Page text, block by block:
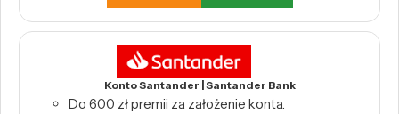
Konto Santander | Santander Bank
Do 600 zł premii za założenie konta.